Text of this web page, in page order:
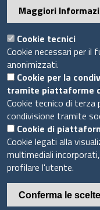
Accesso INTRANET
Mappa del sito
Privacy Policy
Cookie Policy
Piè
di
pagina
Powered by
Maggiori
Cookie tecnici
Cookie necessari per il
anonimizzati.
Cookie per la
tramite piattaforme
Cookie tecnico di
condivisione tramite
Cookie di
Cookie legati alla
multimediali
profilare l'utente.
Conferma le scelte